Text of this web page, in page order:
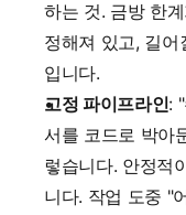
하는 것. 금방 한
정해져 있고, 길
입니다.
고정 파이프라인:
서를 코드로 박아
렇습니다. 안정적
니다. 작업 도중 "